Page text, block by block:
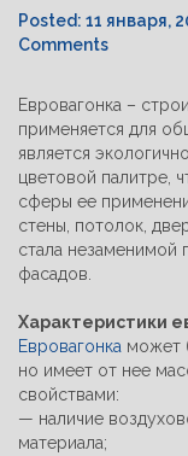
Posted: 11 января,
Comments
Евровагонка –
применяется для
является
цветовой палитре,
сферы ее
стены, потолок,
стала незаменимой
фасадов.
Характеристики
Евровагонка может
но имеет от нее
свойствами:
— наличие
материала;